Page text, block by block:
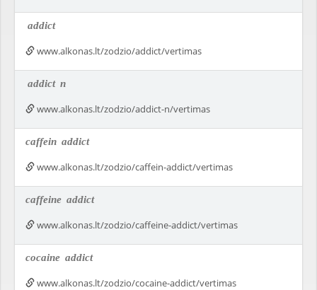
addict
www.alkonas.lt/zodzio/addict/vertimas
addict n
www.alkonas.lt/zodzio/addict-n/vertimas
caffein addict
www.alkonas.lt/zodzio/caffein-addict/vertimas
caffeine addict
www.alkonas.lt/zodzio/caffeine-addict/vertimas
cocaine addict
www.alkonas.lt/zodzio/cocaine-addict/vertimas